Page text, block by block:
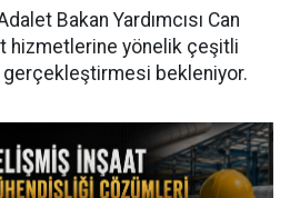
Bakan Yardımcısı Can
hizmetlerine yönelik çeşitli
bekleniyor.